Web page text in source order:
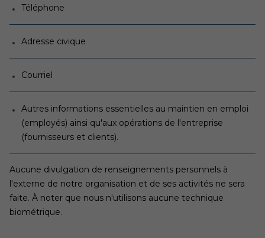
Téléphone
Adresse civique
Courriel
Autres informations essentielles au maintien en emploi
(employés) ainsi qu'aux opérations de l'entreprise
(fournisseurs et clients).
Aucune divulgation de renseignements personnels à
l'externe de notre organisation et de ses activités ne sera
faite. À noter que nous n'utilisons aucune technique
biométrique.